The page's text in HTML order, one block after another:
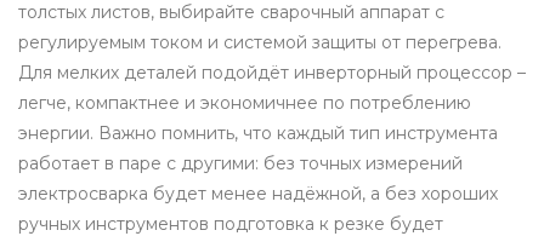
толстых листов, выбирайте сварочный аппарат с
регулируемым током и системой защиты от перегрева.
Для мелких деталей подойдёт инверторный процессор –
легче, компактнее и экономичнее по потреблению
энергии. Важно помнить, что каждый тип инструмента
работает в паре с другими: без точных измерений
электросварка будет менее надёжной, а без хороших
ручных инструментов подготовка к резке будет